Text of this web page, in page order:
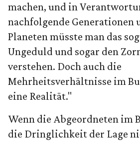
machen, und in
nachfolgende Generationen
Planeten müsste man das
Ungeduld und sogar den
verstehen. Doch auch die
Mehrheitsverhältnisse im
eine Realität."
Wenn die Abgeordneten im
die Dringlichkeit der Lage